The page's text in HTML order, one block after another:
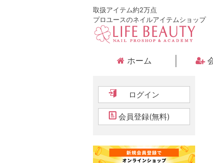
取扱アイテム約2万点
プロユースのネイルアイテムショップ
ホーム
ログイン
会員登録(無料)